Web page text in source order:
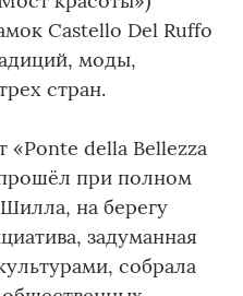
Castello Del Ruffo
моды,
стран.
della Bellezza
при полном
на берегу
задуманная
собрала